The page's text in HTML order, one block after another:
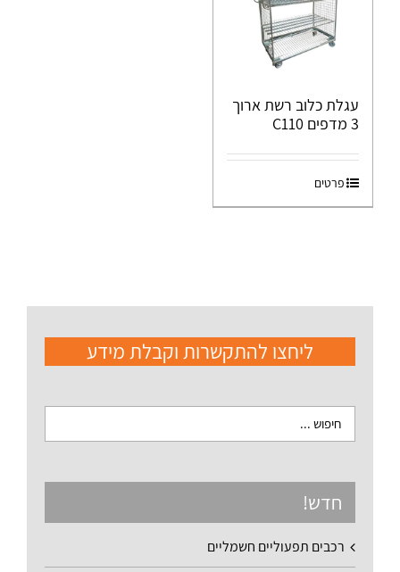
עגלת כלוב רשת ארוך
3 מדפים C110
פרטים
ליחצו להתקשרות וקבלת מידע
חדש!
רכבים תפעוליים חשמליים